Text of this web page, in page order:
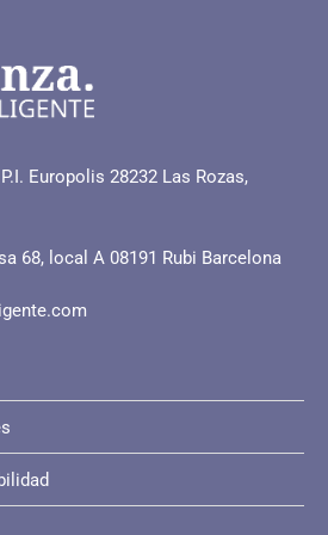
Europolis 28232 Las Rozas,
68, local A 08191 Rubi Barcelona